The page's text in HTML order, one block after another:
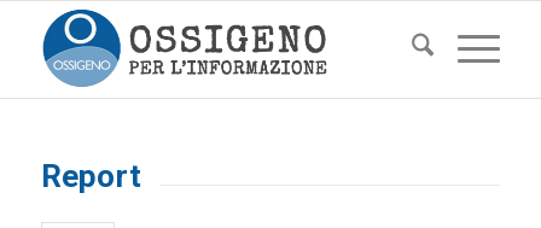
Report